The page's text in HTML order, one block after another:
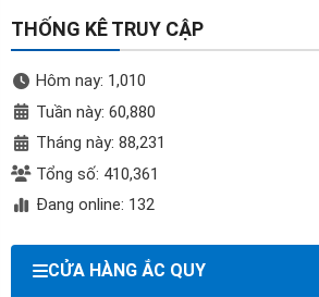
THỐNG KÊ TRUY CẬP
Hôm nay: 1,010
Tuần này: 60,880
Tháng này: 88,231
Tổng số: 410,361
Đang online: 132
CỬA HÀNG ẮC QUY